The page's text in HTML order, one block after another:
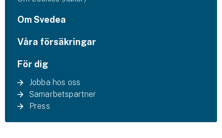
Om Svedea
Våra försäkringar
För dig
Jobba hos oss
Samarbetspartner
Press